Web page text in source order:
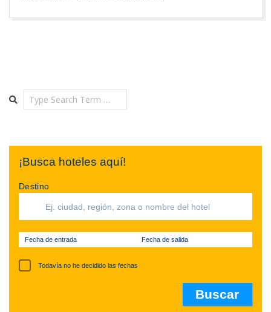
Search
¡Busca hoteles aquí!
Destino
Fecha de entrada Fecha de salida
Todavía no he decidido las fechas